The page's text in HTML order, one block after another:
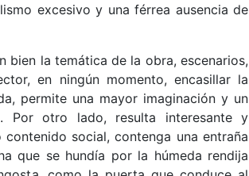
excesivo y una férrea ausencia de
bien la temática de la obra, escenarios,
en ningún momento, encasillar la
permite una mayor imaginación y un
Por otro lado, resulta interesante y
contenido social, contenga una entraña
que se hundía por la húmeda rendija